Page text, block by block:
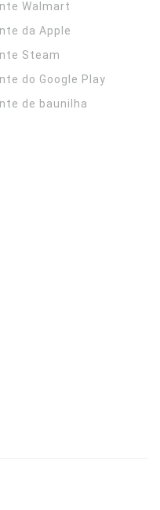
Walmart
da Apple
Steam
do Google Play
de baunilha